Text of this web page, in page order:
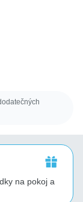
na pokoj a